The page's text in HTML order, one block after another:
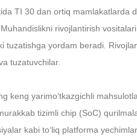
TI 30 dan ortiq mamlakatlarda
rivojlantirish
tuzatishga yordam beradi.
tuzatuvchilar.
keng yarimo‘tkazgichli
tizimli chip (SoC)
kabi to‘liq platforma